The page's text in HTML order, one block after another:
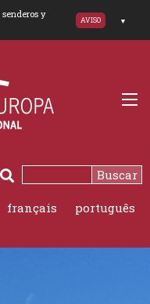
senderos y
AVISO
Buscar
français português